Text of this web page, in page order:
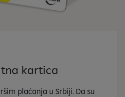
kartica
plaćanja u Srbiji. Da su